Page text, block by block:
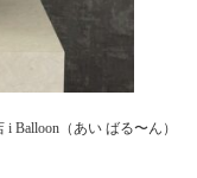
Balloon（あい ばる〜ん）